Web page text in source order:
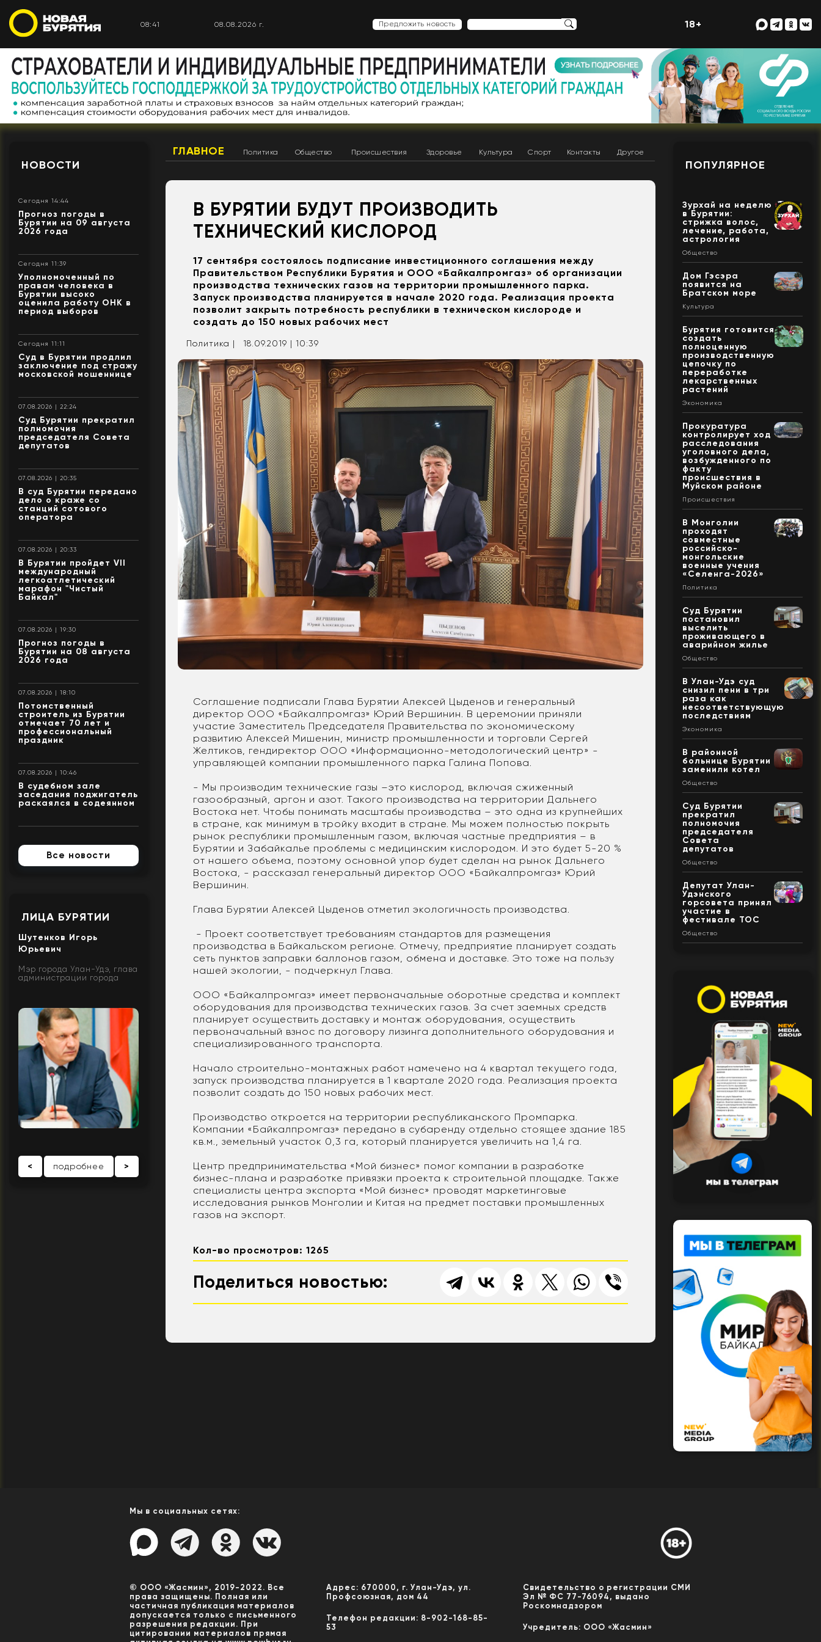
08:41 08.08.2026 г. Предложить новость 18+
НОВОСТИ
Сегодня 14:44
Прогноз погоды в
Бурятии на 09 августа
2026 года
Сегодня 11:39
Уполномоченный по
правам человека в
Бурятии высоко
оценила работу ОНК в
период выборов
Сегодня 11:11
Суд в Бурятии продлил
заключение под стражу
московской мошеннице
07.08.2026 | 22:24
Суд Бурятии прекратил
полномочия
председателя Совета
депутатов
07.08.2026 | 20:35
В суд Бурятии передано
дело о краже со
станций сотового
оператора
07.08.2026 | 20:33
В Бурятии пройдет VII
международный
легкоатлетический
марафон "Чистый
Байкал"
07.08.2026 | 19:30
Прогноз погоды в
Бурятии на 08 августа
2026 года
07.08.2026 | 18:10
Потомственный
строитель из Бурятии
отмечает 70 лет и
профессиональный
праздник
07.08.2026 | 10:46
В судебном зале
заседания поджигатель
раскаялся в содеянном
Все новости
ЛИЦА БУРЯТИИ
Шутенков Игорь
Юрьевич
Мэр города Улан-Удэ, глава
администрации города
< подробнее >
ГЛАВНОЕ Политика Общество Происшествия Здоровье Культура Спорт Контакты Другое
В БУРЯТИИ БУДУТ ПРОИЗВОДИТЬ
ТЕХНИЧЕСКИЙ КИСЛОРОД
17 сентября состоялось подписание инвестиционного соглашения между
Правительством Республики Бурятия и ООО «Байкалпромгаз» об организации
производства технических газов на территории промышленного парка.
Запуск производства планируется в начале 2020 года. Реализация проекта
позволит закрыть потребность республики в техническом кислороде и
создать до 150 новых рабочих мест
Политика | 18.09.2019 | 10:39
Соглашение подписали Глава Бурятии Алексей Цыденов и генеральный
директор ООО «Байкалпромгаз» Юрий Вершинин. В церемонии приняли
участие Заместитель Председателя Правительства по экономическому
развитию Алексей Мишенин, министр промышленности и торговли Сергей
Желтиков, гендиректор ООО «Информационно-методологический центр» -
управляющей компании промышленного парка Галина Попова.
- Мы производим технические газы –это кислород, включая сжиженный
газообразный, аргон и азот. Такого производства на территории Дальнего
Востока нет. Чтобы понимать масштабы производства – это одна из крупнейших
в стране, как минимум в тройку входит в стране. Мы можем полностью покрыть
рынок республики промышленным газом, включая частные предприятия – в
Бурятии и Забайкалье проблемы с медицинским кислородом. И это будет 5-20 %
от нашего объема, поэтому основной упор будет сделан на рынок Дальнего
Востока, - рассказал генеральный директор ООО «Байкалпромгаз» Юрий
Вершинин.
Глава Бурятии Алексей Цыденов отметил экологичность производства.
- Проект соответствует требованиям стандартов для размещения
производства в Байкальском регионе. Отмечу, предприятие планирует создать
сеть пунктов заправки баллонов газом, обмена и доставке. Это тоже на пользу
нашей экологии, - подчеркнул Глава.
ООО «Байкалпромгаз» имеет первоначальные оборотные средства и комплект
оборудования для производства технических газов. За счет заемных средств
планирует осуществить доставку и монтаж оборудования, осуществить
первоначальный взнос по договору лизинга дополнительного оборудования и
специализированного транспорта.
Начало строительно-монтажных работ намечено на 4 квартал текущего года,
запуск производства планируется в 1 квартале 2020 года. Реализация проекта
позволит создать до 150 новых рабочих мест.
Производство откроется на территории республиканского Промпарка.
Компании «Байкалпромгаз» передано в субаренду отдельно стоящее здание 185
кв.м., земельный участок 0,3 га, который планируется увеличить на 1,4 га.
Центр предпринимательства «Мой бизнес» помог компании в разработке
бизнес-плана и разработке привязки проекта к строительной площадке. Также
специалисты центра экспорта «Мой бизнес» проводят маркетинговые
исследования рынков Монголии и Китая на предмет поставки промышленных
газов на экспорт.
Кол-во просмотров: 1265
Поделиться новостью:
ПОПУЛЯРНОЕ
Зурхай на неделю
в Бурятии:
стрижка волос,
лечение, работа,
астрология
Общество
Дом Гэсэра
появится на
Братском море
Культура
Бурятия готовится
создать
полноценную
производственную
цепочку по
переработке
лекарственных
растений
Экономика
Прокуратура
контролирует ход
расследования
уголовного дела,
возбужденного по
факту
происшествия в
Муйском районе
Происшествия
В Монголии
проходят
совместные
российско-
монгольские
военные учения
«Селенга-2026»
Политика
Суд Бурятии
постановил
выселить
проживающего в
аварийном жилье
Общество
В Улан-Удэ суд
снизил пени в три
раза как
несоответствующую
последствиям
Экономика
В районной
больнице Бурятии
заменили котел
Общество
Суд Бурятии
прекратил
полномочия
председателя
Совета
депутатов
Общество
Депутат Улан-
Удэнского
горсовета принял
участие в
фестивале ТОС
Общество
Мы в социальных сетях:
© ООО «Жасмин», 2019-2022. Все
права защищены. Полная или
частичная публикация материалов
допускается только с письменного
разрешения редакции. При
цитировании материалов прямая
Адрес: 670000, г. Улан-Удэ, ул.
Профсоюзная, дом 44
Телефон редакции: 8-902-168-85-
53
Свидетельство о регистрации СМИ
Эл № ФС 77-76094, выдано
Роскомнадзором
Учредитель: ООО «Жасмин»